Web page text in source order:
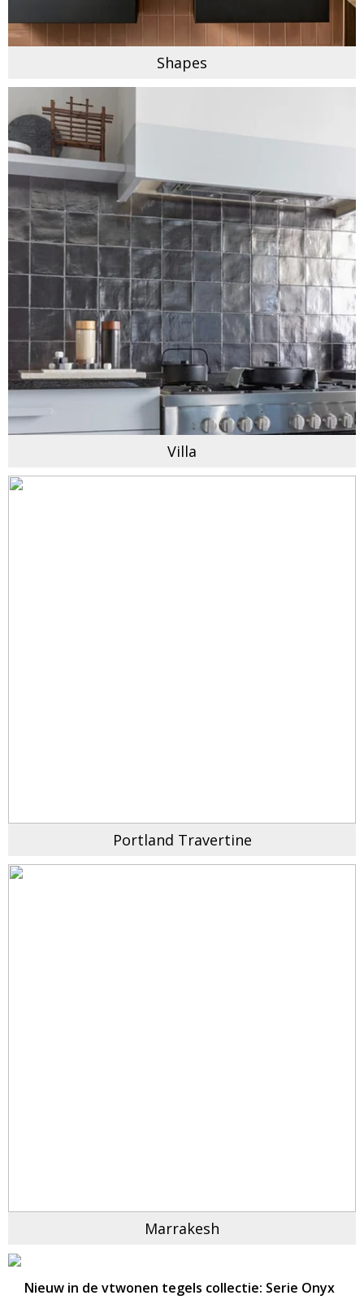
Shapes
Villa
Portland Travertine
Marrakesh
Nieuw in de vtwonen tegels collectie: Serie Onyx